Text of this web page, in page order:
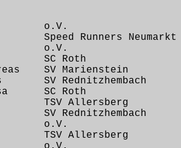
o.V.
Runners Neumarkt
o.V.
SC Roth
SV Marienstein
SV Rednitzhembach
SC Roth
TSV Allersberg
Rednitzhembach
o.V.
TSV Allersberg